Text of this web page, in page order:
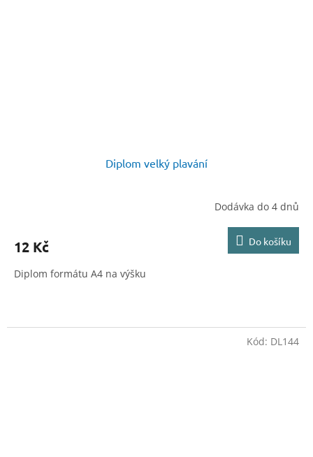
Diplom velký plavání
Dodávka do 4 dnů
12 Kč Do košíku
Diplom formátu A4 na výšku
Kód: DL144